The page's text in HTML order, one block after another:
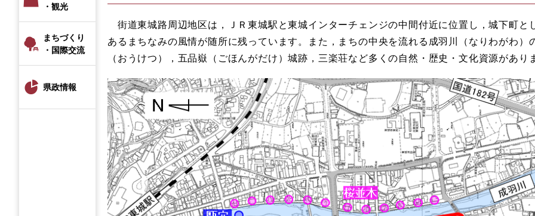
・観光
まちづくり
・国際交流
県政情報
街道東城路周辺地区は，ＪＲ東城駅と東城インターチェンジの中間付近に位置し，城下町と
あるまちなみの風情が随所に残っています。また，まちの中央を流れる成羽川（なりわがわ）
（おうけつ），五品嶽（ごほんがだけ）城跡，三楽荘など多くの自然・歴史・文化資源があり